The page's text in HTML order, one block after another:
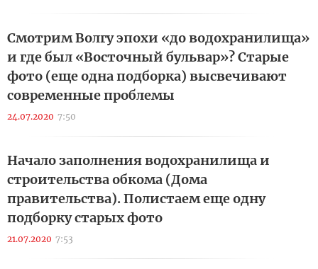
Смотрим Волгу эпохи «до водохранилища»
и где был «Восточный бульвар»? Старые
фото (еще одна подборка) высвечивают
современные проблемы
24.07.2020 7:50
Начало заполнения водохранилища и
строительства обкома (Дома
правительства). Полистаем еще одну
подборку старых фото
21.07.2020 7:53